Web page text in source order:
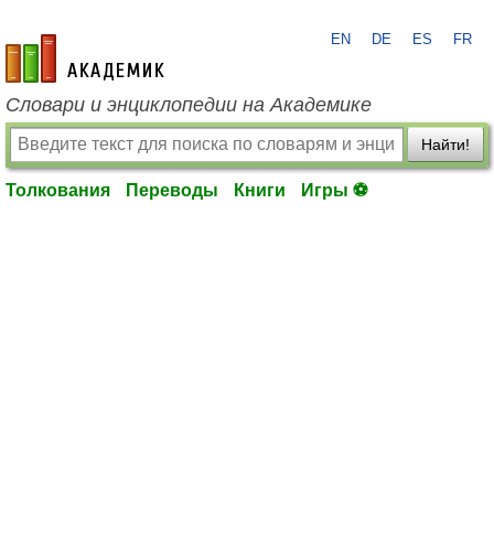
academic.ru
EN DE ES FR
Словари и энциклопедии на Академике
Найти!
Толкования Переводы Книги Игры ⚽